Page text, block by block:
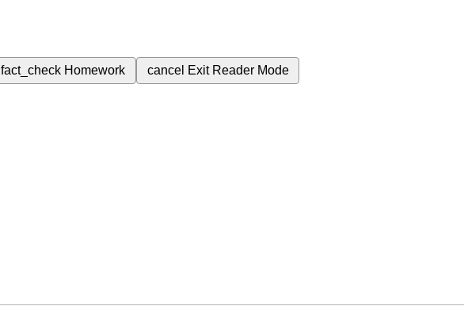
fact_check Homework cancel Exit Reader Mode